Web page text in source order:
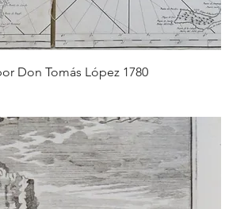
Don Tomás López 1780